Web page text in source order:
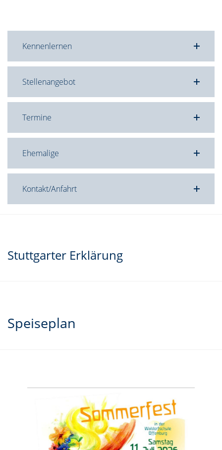
Kennenlernen
Stellenangebot
Termine
Ehemalige
Kontakt/Anfahrt
Stuttgarter Erklärung
Speiseplan